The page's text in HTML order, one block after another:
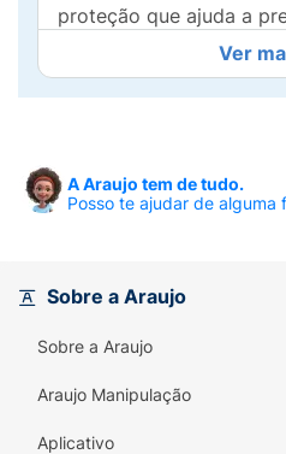
proteção que ajuda a
de
testadoProteção
óleo de linhaça.
região desejada até criar
espuma. Enxágue em
pyogenes, S.
com os olhos. Havendo
sensibilidade, suspenda
dermatologista.
Ver
A Araujo tem de tudo.
Posso te ajudar de alguma
Sobre a Araujo
Sobre a Araujo
Araujo Manipulação
Aplicativo